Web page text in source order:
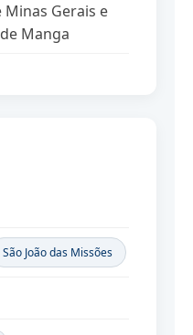
Minas Gerais e
Manga
São João das Missões